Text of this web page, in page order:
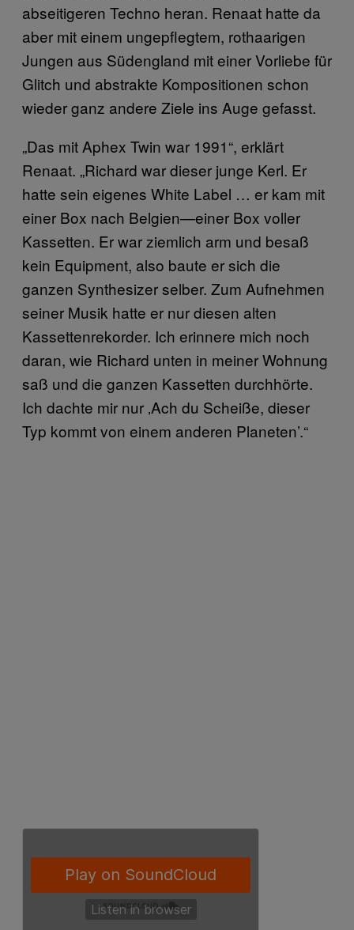
abseitigeren Techno heran. Renaat hatte da
aber mit einem ungepflegtem, rothaarigen
Jungen aus Südengland mit einer Vorliebe für
Glitch und abstrakte Kompositionen schon
wieder ganz andere Ziele ins Auge gefasst.
„Das mit Aphex Twin war 1991“, erklärt
Renaat. „Richard war dieser junge Kerl. Er
hatte sein eigenes White Label … er kam mit
einer Box nach Belgien—einer Box voller
Kassetten. Er war ziemlich arm und besaß
kein Equipment, also baute er sich die
ganzen Synthesizer selber. Zum Aufnehmen
seiner Musik hatte er nur diesen alten
Kassettenrekorder. Ich erinnere mich noch
daran, wie Richard unten in meiner Wohnung
saß und die ganzen Kassetten durchhörte.
Ich dachte mir nur ‚Ach du Scheiße, dieser
Typ kommt von einem anderen Planeten’.“